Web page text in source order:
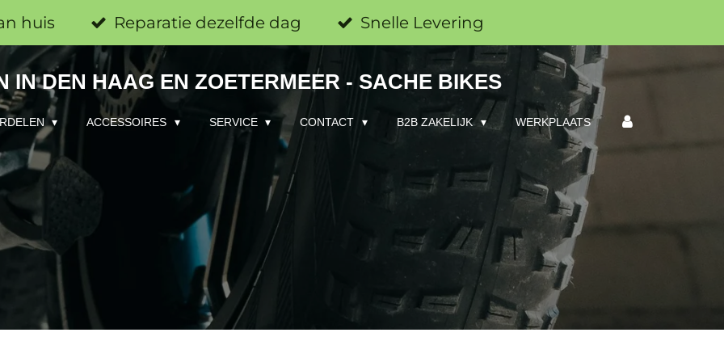
huis Reparatie dezelfde dag Snelle Levering
IN DEN HAAG EN ZOETERMEER - SACHE BIKES
ACCESSOIRES SERVICE CONTACT B2B ZAKELIJK WERKPLAATS